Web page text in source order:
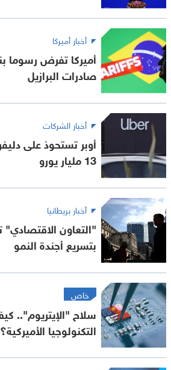
أخبار أميركا
صادرات البرازيل
أخبار الشركات
أوبر تستحوذ على
13 مليار يورو
أخبار بريطانيا
"التعاون الاقتصادي"
بتسريع أجندة النمو
خاص
سلاح "الإيتريوم"..
التكنولوجيا الأميركية؟